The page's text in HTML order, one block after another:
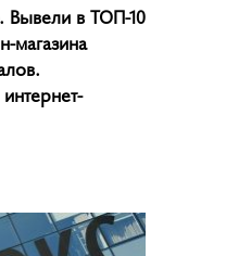
Вывели в ТОП-10
магазина